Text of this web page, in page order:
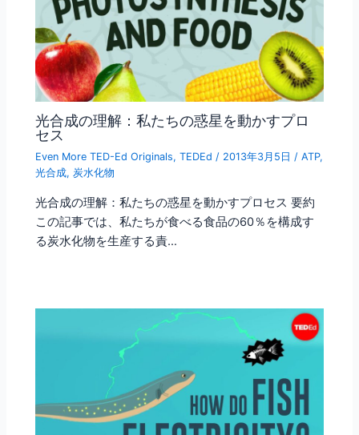
光合成の理解：私たちの惑星を動かすプロ
セス
Even More TED-Ed Originals,TEDEd / 2013年3月5日/ATP,
光合成,炭水化物
光合成の理解：私たちの惑星を動かすプロセス 要約
この記事では、私たちが食べる食品の60％を構成す
る炭水化物を生産する責…